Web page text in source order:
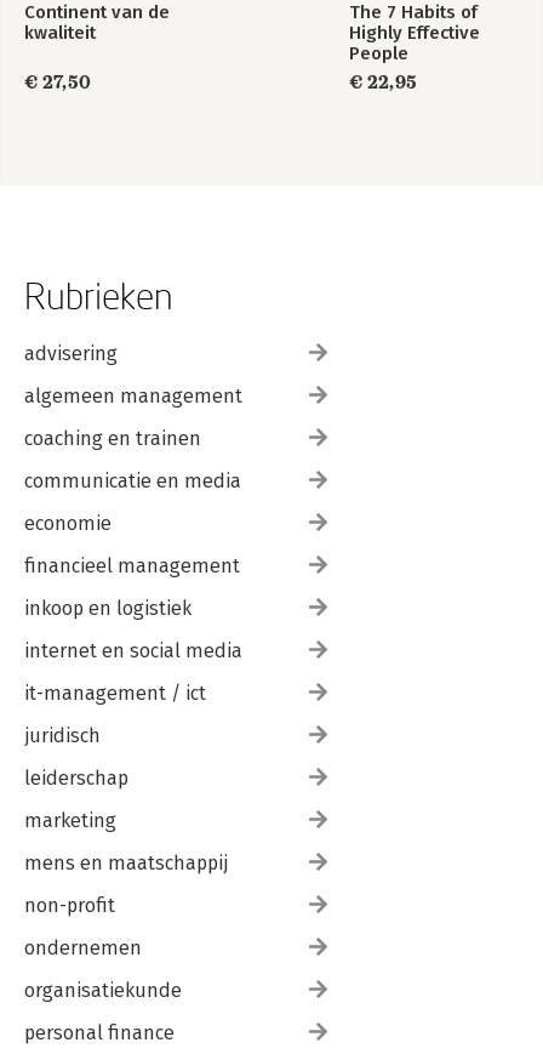
Continent van de
kwaliteit
€ 27,50
The 7 Habits of
Highly Effective
People
€ 22,95
Rubrieken
advisering
algemeen management
coaching en trainen
communicatie en media
economie
financieel management
inkoop en logistiek
internet en social media
it-management / ict
juridisch
leiderschap
marketing
mens en maatschappij
non-profit
ondernemen
organisatiekunde
personal finance